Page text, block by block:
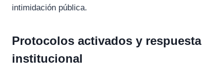
intimidación pública.
Protocolos activados y respuesta
institucional